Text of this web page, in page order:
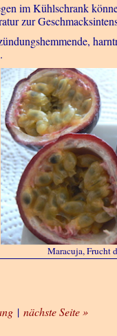
im Kühlschrank
zur
Maracuja, Frucht
| nächste Seite »